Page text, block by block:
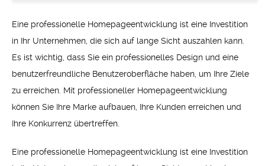
Eine professionelle Homepageentwicklung ist eine Investition
in Ihr Unternehmen, die sich auf lange Sicht auszahlen kann.
Es ist wichtig, dass Sie ein professionelles Design und eine
benutzerfreundliche Benutzeroberfläche haben, um Ihre Ziele
zu erreichen. Mit professioneller Homepageentwicklung
können Sie Ihre Marke aufbauen, Ihre Kunden erreichen und
Ihre Konkurrenz übertreffen.
Eine professionelle Homepageentwicklung ist eine Investition